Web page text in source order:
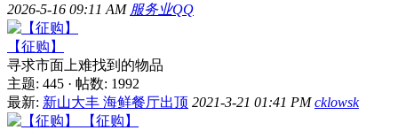
2026-5-16 09:11 AM 服务业QQ
【征购】
寻求市面上难找到的物品
主题: 445 · 帖数: 1992
最新: 新山大丰 海鲜餐厅出顶 2021-3-21 01:41 PMcklowsk
【征购】